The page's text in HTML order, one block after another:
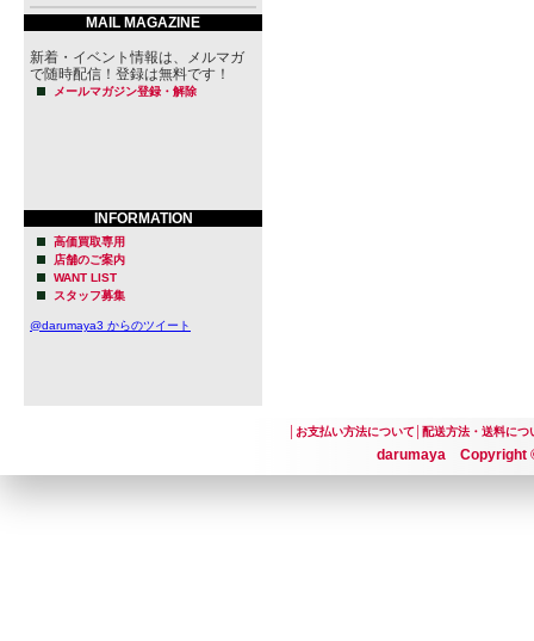
MAIL MAGAZINE
新着・イベント情報は、メルマガ
で随時配信！登録は無料です！
メールマガジン登録・解除
INFORMATION
高価買取専用
店舗のご案内
WANT LIST
スタッフ募集
@darumaya3 からのツイート
お支払い方法について│ 配送方法・送料につ
darumaya Copyright